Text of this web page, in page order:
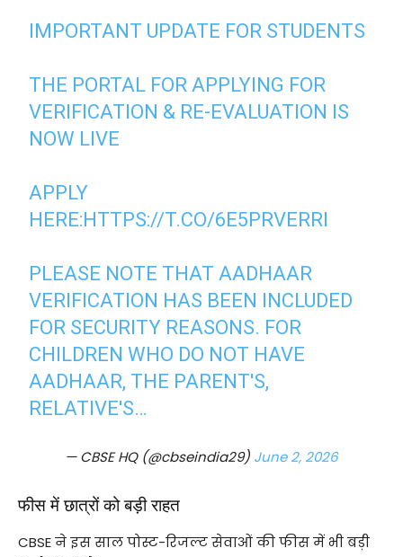
IMPORTANT UPDATE FOR STUDENTS
THE PORTAL FOR APPLYING FOR
VERIFICATION & RE-EVALUATION IS
NOW LIVE
APPLY
HERE:HTTPS://T.CO/6E5PRVERRI
PLEASE NOTE THAT AADHAAR
VERIFICATION HAS BEEN INCLUDED
FOR SECURITY REASONS. FOR
CHILDREN WHO DO NOT HAVE
AADHAAR, THE PARENT'S,
RELATIVE'S…
— CBSE HQ (@cbseindia29) June 2, 2026
फीस में छात्रों को बड़ी राहत
CBSE ने इस साल पोस्ट-रिजल्ट सेवाओं की फीस में भी बड़ी